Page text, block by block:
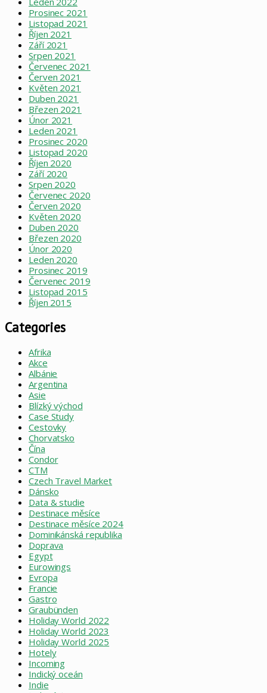
Prosinec 2021
Listopad 2021
Říjen 2021
Září 2021
Srpen 2021
Červenec 2021
Červen 2021
Květen 2021
Duben 2021
Březen 2021
Únor 2021
Leden 2021
Prosinec 2020
Listopad 2020
Říjen 2020
Září 2020
Srpen 2020
Červenec 2020
Červen 2020
Květen 2020
Duben 2020
Březen 2020
Únor 2020
Leden 2020
Prosinec 2019
Červenec 2019
Listopad 2015
Říjen 2015
Categories
Afrika
Akce
Albánie
Argentina
Asie
Blízký východ
Case Study
Cestovky
Chorvatsko
Čína
Condor
CTM
Czech Travel Market
Dánsko
Data & studie
Destinace měsíce
Destinace měsíce 2024
Dominikánská republika
Doprava
Egypt
Eurowings
Evropa
Francie
Gastro
Graubünden
Holiday World 2022
Holiday World 2023
Holiday World 2025
Hotely
Incoming
Indický oceán
Indie